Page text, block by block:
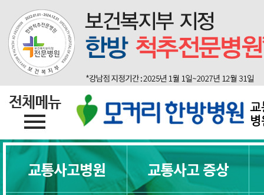
교
교통사고병원 교통사고 증상